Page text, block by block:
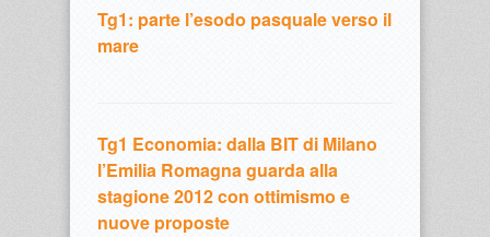
Tg1: parte l’esodo pasquale verso il
mare
Tg1 Economia: dalla BIT di Milano
l’Emilia Romagna guarda alla
stagione 2012 con ottimismo e
nuove proposte